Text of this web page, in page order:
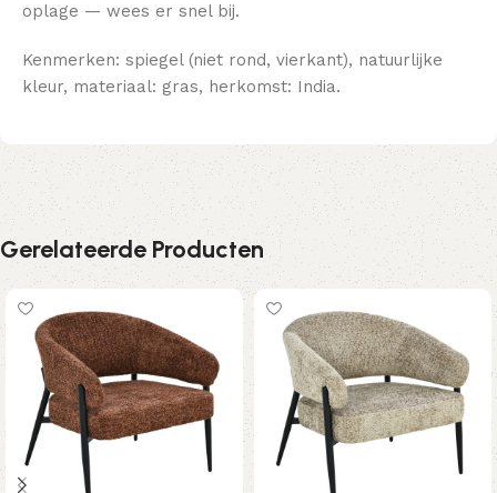
oplage — wees er snel bij.
Kenmerken: spiegel (niet rond, vierkant), natuurlijke
kleur, materiaal: gras, herkomst: India.
Gerelateerde Producten